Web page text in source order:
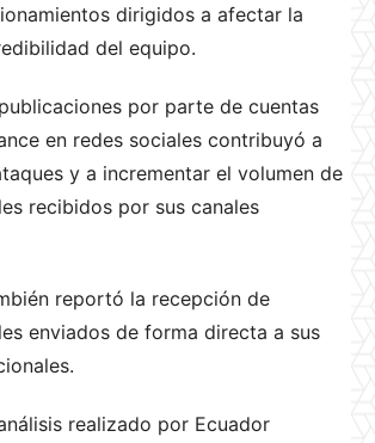
dirigidos a afectar la
del equipo.
por parte de cuentas
en redes sociales contribuyó a
y a incrementar el volumen de
recibidos por sus canales
reportó la recepción de
enviados de forma directa a sus
realizado por Ecuador